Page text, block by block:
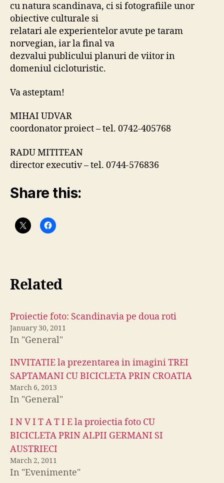
cu natura scandinava, ci si fotografiile unor
obiective culturale si
relatari ale experientelor avute pe taram
norvegian, iar la final va
dezvalui publicului planuri de viitor in
domeniul cicloturistic.
Va asteptam!
MIHAI UDVAR
coordonator proiect – tel. 0742-405768
RADU MITITEAN
director executiv – tel. 0744-576836
Share this:
Related
Proiectie foto: Scandinavia pe doua roti
January 30, 2011
In "General"
INVITATIE la prezentarea in imagini TREI
SAPTAMANI CU BICICLETA PRIN CROATIA
March 6, 2013
In "General"
I N V I T A T I E la proiectia foto CU
BICICLETA PRIN ALPII GERMANI SI
AUSTRIECI
March 2, 2011
In "Evenimente"